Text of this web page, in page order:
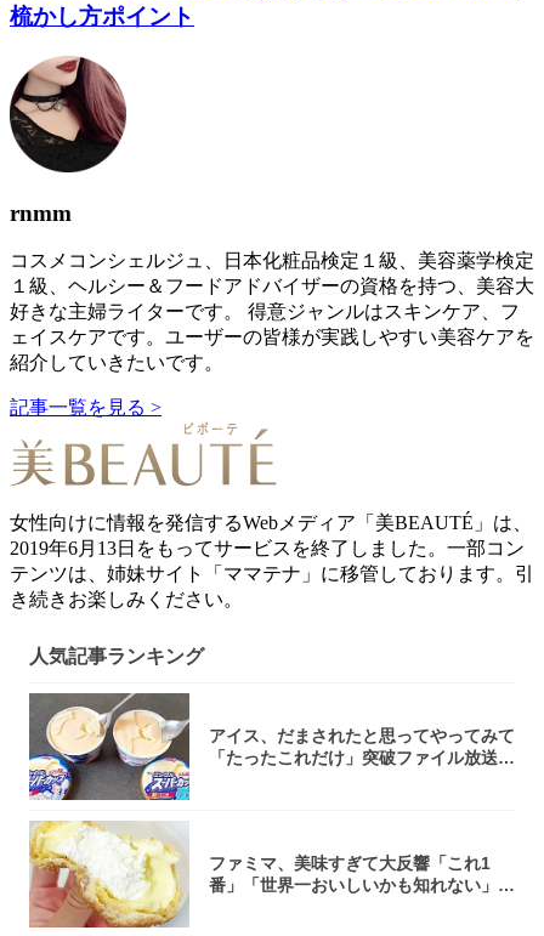
梳かし方ポイント
rnmm
コスメコンシェルジュ、日本化粧品検定１級、美容薬学検定
１級、ヘルシー＆フードアドバイザーの資格を持つ、美容大
好きな主婦ライターです。 得意ジャンルはスキンケア、フ
ェイスケアです。ユーザーの皆様が実践しやすい美容ケアを
紹介していきたいです。
記事一覧を見る >
女性向けに情報を発信するWebメディア「美BEAUTÉ」は、
2019年6月13日をもってサービスを終了しました。一部コン
テンツは、姉妹サイト「ママテナ」に移管しております。引
き続きお楽しみください。
人気記事ランキング
アイス、だまされたと思ってやってみて
「たったこれだけ」突破ファイル放送で
ファミマ、美味すぎて大反響「これ1
番」「世界一おいしいかも知れない」